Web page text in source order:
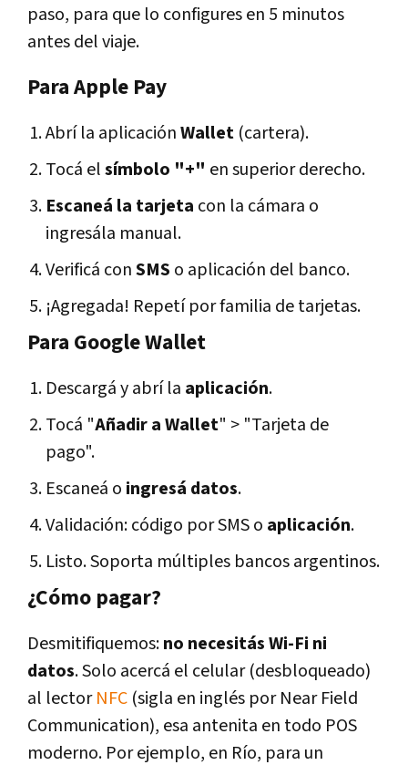
paso, para que lo configures en 5 minutos
antes del viaje.
Para Apple Pay
Abrí la aplicaciónWallet (cartera).
Tocá elsímbolo "+" en superior derecho.
Escaneá la tarjeta con la cámara o
ingresála manual.
Verificá conSMS o aplicación del banco.
¡Agregada! Repetí por familia de tarjetas.
Para Google Wallet
Descargá y abrí la aplicación.
Tocá "Añadir a Wallet" > "Tarjeta de
pago".
Escaneá o ingresá datos.
Validación: código por SMS o aplicación.
Listo. Soporta múltiples bancos argentinos.
¿Cómo pagar?
Desmitifiquemos:no necesitás Wi-Fi ni
datos. Solo acercá el celular (desbloqueado)
al lectorNFC (sigla en inglés por Near Field
Communication), esa antenita en todo POS
moderno. Por ejemplo, en Río, para un